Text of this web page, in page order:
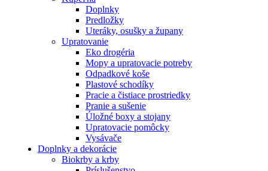
Doplnky
Predložky
Uteráky, osušky a župany
Upratovanie
Eko drogéria
Mopy a upratovacie potreby
Odpadkové koše
Plastové schodíky
Pracie a čistiace prostriedky
Pranie a sušenie
Úložné boxy a stojany
Upratovacie pomôcky
Vysávače
Doplnky a dekorácie
Biokrby a krby